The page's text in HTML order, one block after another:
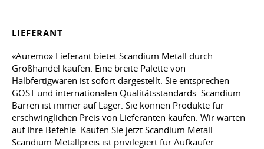
LIEFERANT
«Auremo» Lieferant bietet Scandium Metall durch
Großhandel kaufen. Eine breite Palette von
Halbfertigwaren ist sofort dargestellt. Sie entsprechen
GOST und internationalen Qualitätsstandards. Scandium
Barren ist immer auf Lager. Sie können Produkte für
erschwinglichen Preis von Lieferanten kaufen. Wir warten
auf Ihre Befehle. Kaufen Sie jetzt Scandium Metall.
Scandium Metallpreis ist privilegiert für Aufkäufer.